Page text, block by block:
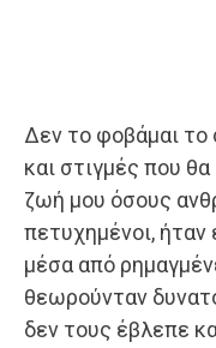
Δεν το φοβάμαι το
και στιγμές που
ζωή μου όσους
πετυχημένοι, ήταν
μέσα από
θεωρούνταν
δεν τους έβλεπε